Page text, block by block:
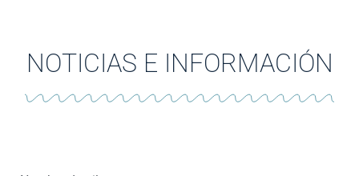
NOTICIAS E INFORMACIÓN